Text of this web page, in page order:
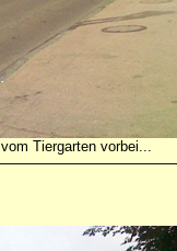
Tiergarten vorbei...